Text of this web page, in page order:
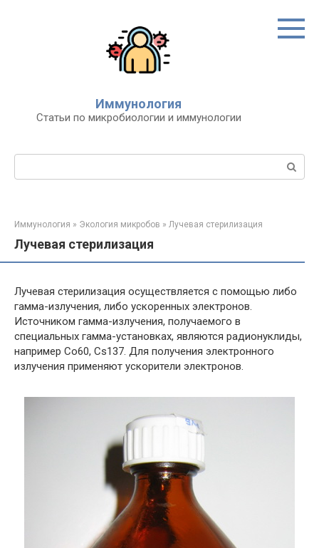
Иммунология
Статьи по микробиологии и иммунологии
Поиск:
Иммунология » Экология микробов » Лучевая стерилизация
Лучевая стерилизация
Лучевая стерилизация осуществляется с помощью либо
гамма-излучения, либо ускоренных электронов.
Источником гамма-излучения, получаемого в
специальных гамма-установках, являются радионуклиды,
например Со60, Cs137. Для получения электронного
излучения применяют ускорители электронов.